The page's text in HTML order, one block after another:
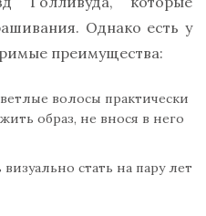
Однако есть у
преимущества:
волосы практически
образ, не внося в него
стать на пару лет